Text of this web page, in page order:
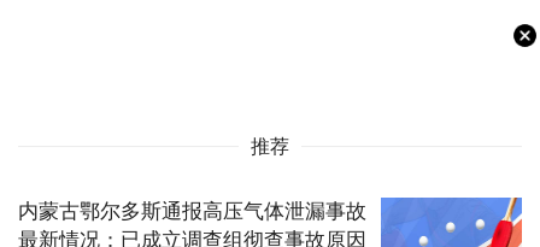
推荐
内蒙古鄂尔多斯通报高压气体泄漏事故
最新情况：已成立调查组彻查事故原因